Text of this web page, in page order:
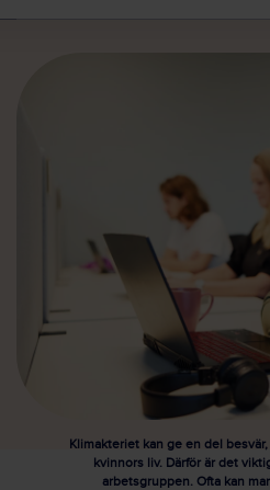
Klimakteriet kan ge en del
kvinnors liv. Därför är det
arbetsgruppen. Ofta kan